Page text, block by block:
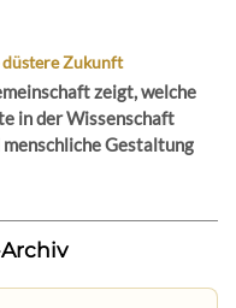
Zukunft
zeigt, welche
in der Wissenschaft
Gestaltung